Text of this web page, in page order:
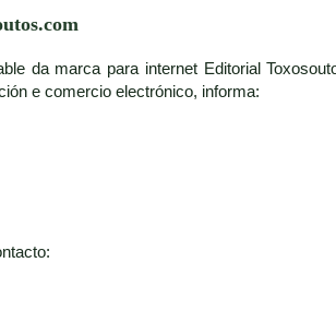
da marca para internet Editorial
e comercio electrónico, informa: